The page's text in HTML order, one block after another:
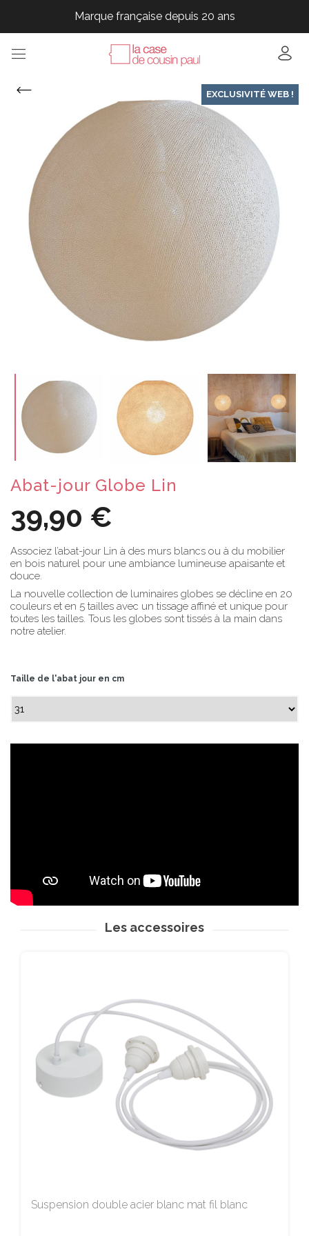
Marque française depuis 20 ans
Marque française depuis 20 ans
EXCLUSIVITÉ WEB !
Abat-jour Globe Lin
39,90 €
Associez l’abat-jour Lin à des murs blancs ou à du mobilier
en bois naturel pour une ambiance lumineuse apaisante et
douce.
La nouvelle collection de luminaires globes se décline en 20
couleurs et en 5 tailles avec un tissage affiné et unique pour
toutes les tailles. Tous les globes sont tissés à la main dans
notre atelier.
Taille de l'abat jour en cm
Les accessoires
Suspension double acier blanc mat fil blanc